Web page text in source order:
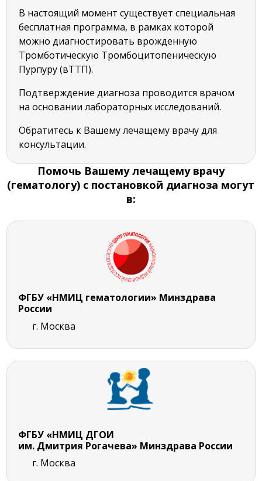
В настоящий момент существует специальная
бесплатная программа, в рамках которой
можно диагностировать врожденную
Тромботическую Тромбоцитопеническую
Пурпуру (вТТП).
Подтверждение диагноза проводится врачом
на основании лабораторных исследований.
Обратитесь к Вашему лечащему врачу для
консультации.
Помочь Вашему лечащему врачу
(гематологу) с постановкой диагноза могут
в:
ФГБУ «НМИЦ гематологии» Минздрава
России
г. Москва
ФГБУ «НМИЦ ДГОИ
им. Дмитрия Рогачева» Минздрава России
г. Москва